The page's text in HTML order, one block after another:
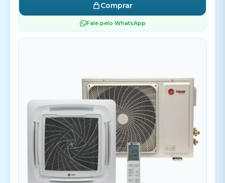
Comprar
Fale pelo WhatsApp